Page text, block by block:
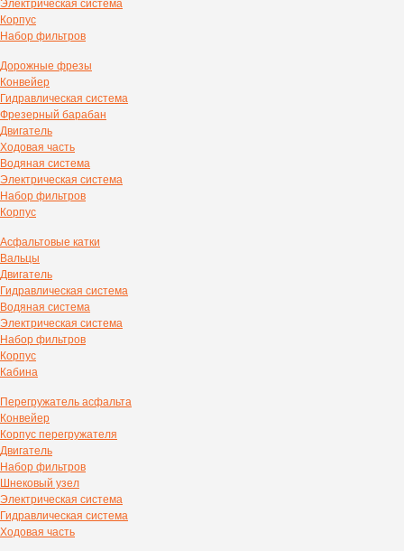
Электрическая система
Корпус
Набор фильтров
Дорожные фрезы
Конвейер
Гидравлическая система
Фрезерный барабан
Двигатель
Ходовая часть
Водяная система
Электрическая система
Набор фильтров
Корпус
Асфальтовые катки
Вальцы
Двигатель
Гидравлическая система
Водяная система
Электрическая система
Набор фильтров
Корпус
Кабина
Перегружатель асфальта
Конвейер
Корпус перегружателя
Двигатель
Набор фильтров
Шнековый узел
Электрическая система
Гидравлическая система
Ходовая часть